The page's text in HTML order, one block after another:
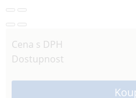
Cena s DPH
Dostupnost